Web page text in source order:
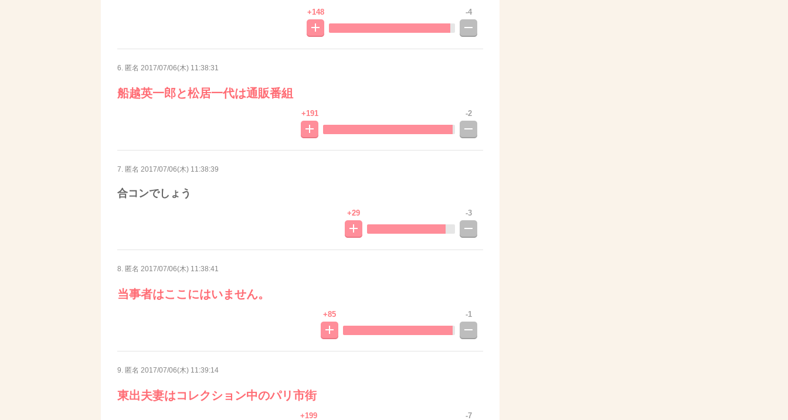
+148 -4
6. 匿名 2017/07/06(木) 11:38:31
船越英一郎と松居一代は通販番組
+191 -2
7. 匿名 2017/07/06(木) 11:38:39
合コンでしょう
+29 -3
8. 匿名 2017/07/06(木) 11:38:41
当事者はここにはいません。
+85 -1
9. 匿名 2017/07/06(木) 11:39:14
東出夫妻はコレクション中のパリ市街
+199 -7